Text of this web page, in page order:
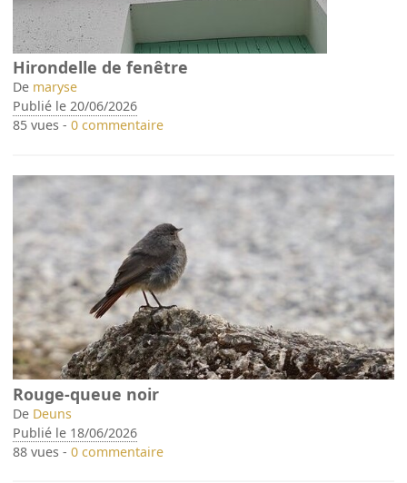
Hirondelle de fenêtre
De maryse
Publié le 20/06/2026
85 vues -0 commentaire
Rouge-queue noir
De Deuns
Publié le 18/06/2026
88 vues -0 commentaire